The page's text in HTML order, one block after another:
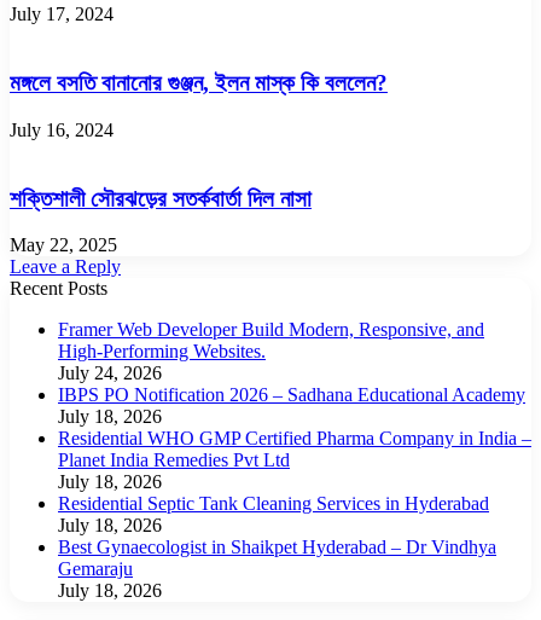
July 17, 2024
মঙ্গলে বসতি বানানোর গুঞ্জন, ইলন মাস্ক কি বললেন?
July 16, 2024
শক্তিশালী সৌরঝড়ের সতর্কবার্তা দিল নাসা
May 22, 2025
Leave a Reply
Recent Posts
Framer Web Developer Build Modern, Responsive, and
High-Performing Websites.
July 24, 2026
IBPS PO Notification 2026 – Sadhana Educational Academy
July 18, 2026
Residential WHO GMP Certified Pharma Company in India –
Planet India Remedies Pvt Ltd
July 18, 2026
Residential Septic Tank Cleaning Services in Hyderabad
July 18, 2026
Best Gynaecologist in Shaikpet Hyderabad – Dr Vindhya
Gemaraju
July 18, 2026